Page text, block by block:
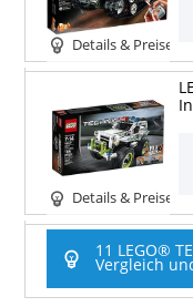
Details & Preise
Details & Preise
11 LEGO®
Vergleich